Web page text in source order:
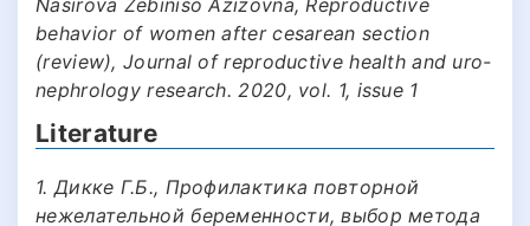
Nasirova Zebiniso Azizovna, Reproductive
behavior of women after cesarean section
(review), Journal of reproductive health and uro-
nephrology research. 2020, vol. 1, issue 1
Literature
1. Дикке Г.Б., Профилактика повторной
нежелательной беременности, выбор метода